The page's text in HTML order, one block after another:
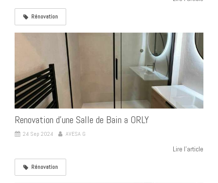
Rénovation
Renovation d'une Salle de Bain a ORLY
24 Sep 2024 AVESA G
Lire l'article
Rénovation